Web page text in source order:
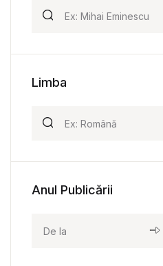
Limba
Anul Publicării